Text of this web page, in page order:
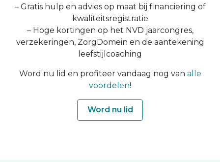
– Gratis hulp en advies op maat bij financiering of
kwaliteitsregistratie
– Hoge kortingen op het NVD jaarcongres,
verzekeringen, ZorgDomein en de aantekening
leefstijlcoaching
Word nu lid en profiteer vandaag nog van alle
voordelen!
Word nu lid